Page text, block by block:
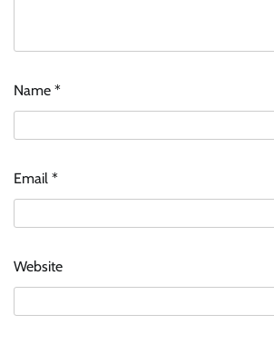
Name *
Email *
Website